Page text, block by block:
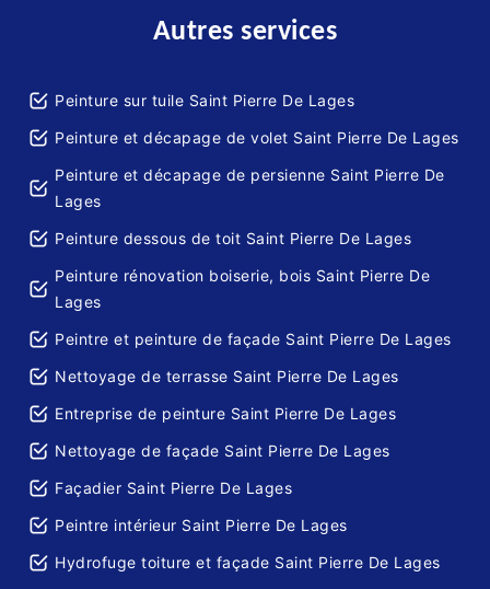
Autres services
Peinture sur tuile Saint Pierre De Lages
Peinture et décapage de volet Saint Pierre De Lages
Peinture et décapage de persienne Saint Pierre De
Lages
Peinture dessous de toit Saint Pierre De Lages
Peinture rénovation boiserie, bois Saint Pierre De
Lages
Peintre et peinture de façade Saint Pierre De Lages
Nettoyage de terrasse Saint Pierre De Lages
Entreprise de peinture Saint Pierre De Lages
Nettoyage de façade Saint Pierre De Lages
Façadier Saint Pierre De Lages
Peintre intérieur Saint Pierre De Lages
Hydrofuge toiture et façade Saint Pierre De Lages